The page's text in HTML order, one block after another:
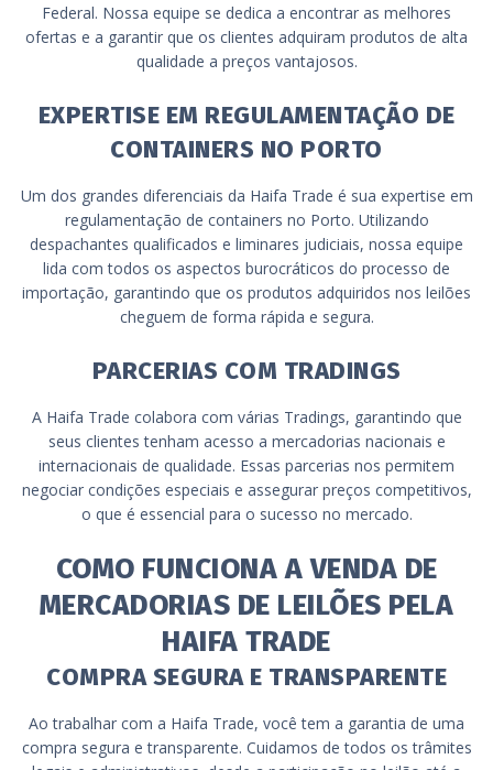
Federal. Nossa equipe se dedica a encontrar as melhores
ofertas e a garantir que os clientes adquiram produtos de alta
qualidade a preços vantajosos.
EXPERTISE EM REGULAMENTAÇÃO DE
CONTAINERS NO PORTO
Um dos grandes diferenciais da Haifa Trade é sua expertise em
regulamentação de containers no Porto. Utilizando
despachantes qualificados e liminares judiciais, nossa equipe
lida com todos os aspectos burocráticos do processo de
importação, garantindo que os produtos adquiridos nos leilões
cheguem de forma rápida e segura.
PARCERIAS COM TRADINGS
A Haifa Trade colabora com várias Tradings, garantindo que
seus clientes tenham acesso a mercadorias nacionais e
internacionais de qualidade. Essas parcerias nos permitem
negociar condições especiais e assegurar preços competitivos,
o que é essencial para o sucesso no mercado.
COMO FUNCIONA A VENDA DE
MERCADORIAS DE LEILÕES PELA
HAIFA TRADE
COMPRA SEGURA E TRANSPARENTE
Ao trabalhar com a Haifa Trade, você tem a garantia de uma
compra segura e transparente. Cuidamos de todos os trâmites